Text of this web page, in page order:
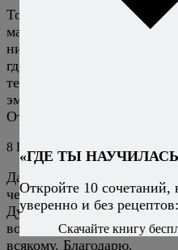
Тоже мне загадка!
мандолине, но можно
нибудь, и обжарить
где-то до 160 градусов
тем, как бухать всю репу
эмпирически), до
Откинуть на салфетку,
8 Deco
Да? Я думала там что-то в
чем-нибудь обвалять…
Думала вы более…
вопросу))) Но цель
всякому. Благодарю.
«ГДЕ ТЫ
Откройте 10
уверенно и без рецептов:
Скачайте книгу